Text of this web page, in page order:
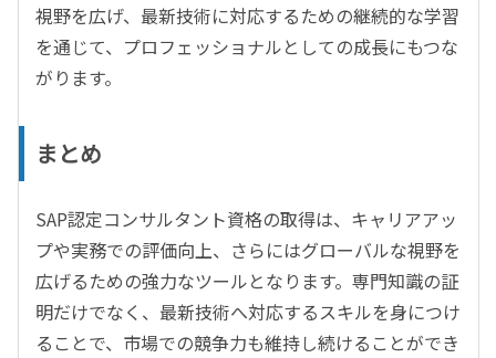
視野を広げ、最新技術に対応するための継続的な学習
を通じて、プロフェッショナルとしての成長にもつな
がります。
まとめ
SAP認定コンサルタント資格の取得は、キャリアアッ
プや実務での評価向上、さらにはグローバルな視野を
広げるための強力なツールとなります。専門知識の証
明だけでなく、最新技術へ対応するスキルを身につけ
ることで、市場での競争力も維持し続けることができ